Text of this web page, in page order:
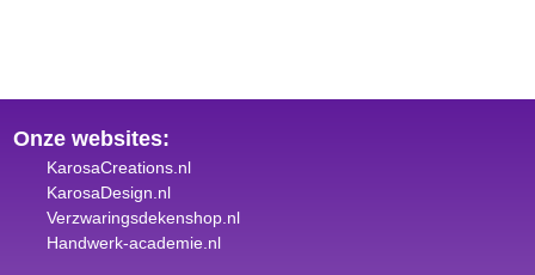
Onze websites:
KarosaCreations.nl
KarosaDesign.nl
Verzwaringsdekenshop.nl
Handwerk-academie.nl